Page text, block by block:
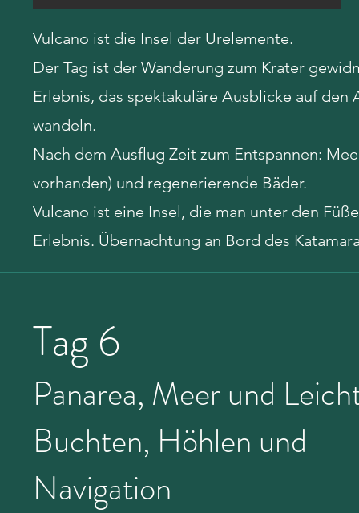
Vulcano ist die Insel der Urelemente.
Der Tag ist der Wanderung zum Krater
Erlebnis, das spektakuläre Ausblicke auf
wandeln.
Nach dem Ausflug Zeit zum Entspannen:
vorhanden) und regenerierende Bäder.
Vulcano ist eine Insel, die man unter den
Erlebnis. Übernachtung an Bord des
Tag 6
Panarea, Meer und
Buchten, Höhlen und
Navigation